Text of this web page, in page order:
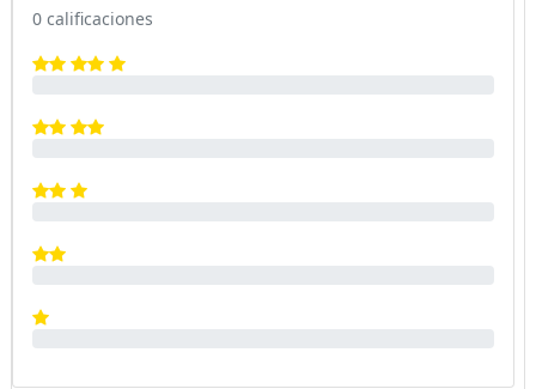
0 calificaciones